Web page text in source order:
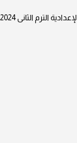
الإعدادى على مستوى الجمهورية كما يلى: